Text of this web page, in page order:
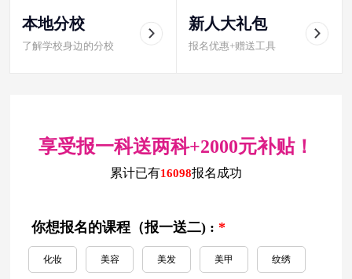
本地分校
了解学校身边的分校
新人大礼包
报名优惠+赠送工具
享受报一科送两科+2000元补贴！
累计已有16098报名成功
你想报名的课程（报一送二) : *
化妆 美容 美发 美甲 纹绣